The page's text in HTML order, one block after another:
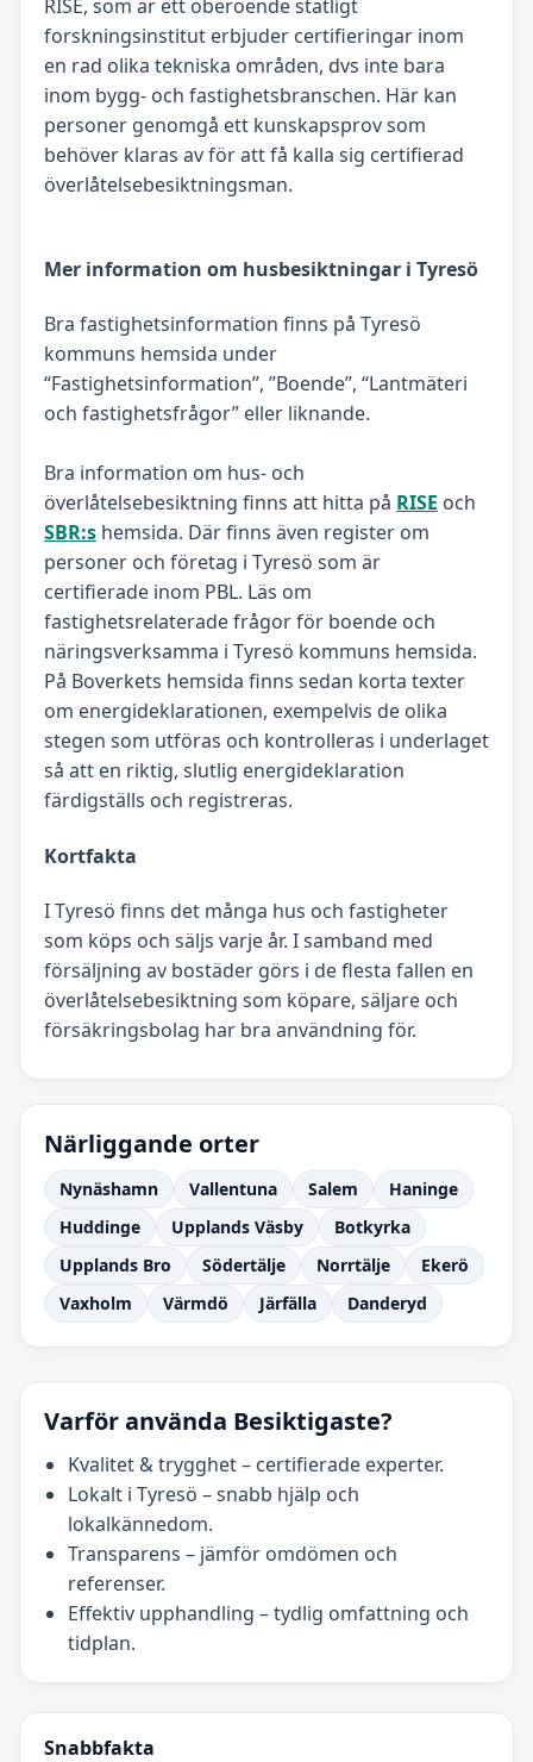
RISE, som är ett oberoende statligt
forskningsinstitut erbjuder certifieringar inom
en rad olika tekniska områden, dvs inte bara
inom bygg- och fastighetsbranschen. Här kan
personer genomgå ett kunskapsprov som
behöver klaras av för att få kalla sig certifierad
överlåtelsebesiktningsman.
Mer information om husbesiktningar i Tyresö
Bra fastighetsinformation finns på Tyresö
kommuns hemsida under
“Fastighetsinformation”, ”Boende”, “Lantmäteri
och fastighetsfrågor” eller liknande.
Bra information om hus- och
överlåtelsebesiktning finns att hitta på RISE och
SBR:s hemsida. Där finns även register om
personer och företag i Tyresö som är
certifierade inom PBL. Läs om
fastighetsrelaterade frågor för boende och
näringsverksamma i Tyresö kommuns hemsida.
På Boverkets hemsida finns sedan korta texter
om energideklarationen, exempelvis de olika
stegen som utföras och kontrolleras i underlaget
så att en riktig, slutlig energideklaration
färdigställs och registreras.
Kortfakta
I Tyresö finns det många hus och fastigheter
som köps och säljs varje år. I samband med
försäljning av bostäder görs i de flesta fallen en
överlåtelsebesiktning som köpare, säljare och
försäkringsbolag har bra användning för.
Närliggande orter
Nynäshamn Vallentuna Salem
Haninge
Huddinge
Upplands Väsby
Botkyrka
Upplands Bro
Södertälje Norrtälje
Ekerö
Vaxholm
Värmdö Järfälla Danderyd
Varför använda Besiktigaste?
Kvalitet & trygghet – certifierade experter.
Lokalt i Tyresö – snabb hjälp och
lokalkännedom.
Transparens – jämför omdömen och
referenser.
Effektiv upphandling – tydlig omfattning och
tidplan.
Snabbfakta